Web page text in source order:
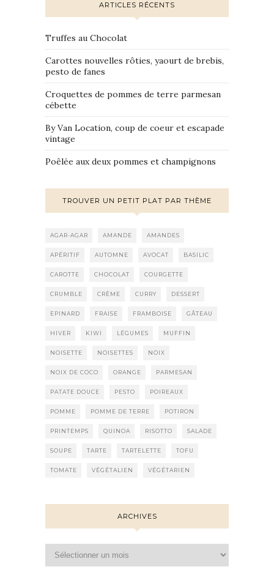
ARTICLES RÉCENTS
Truffes au Chocolat
Carottes nouvelles rôties, yaourt de brebis,
pesto de fanes
Croquettes de pommes de terre parmesan
cébette
By Van Location, coup de coeur et escapade
vintage
Poêlée aux deux pommes et champignons
TROUVER UN PETIT PLAT PAR THÈME
AGAR-AGAR AMANDE AMANDES
APÉRITIF AUTOMNE AVOCAT BASILIC
CAROTTE CHOCOLAT COURGETTE
CRUMBLE CRÈME CURRY DESSERT
EPINARD FRAISE FRAMBOISE GÂTEAU
HIVER KIWI LÉGUMES MUFFIN
NOISETTE NOISETTES NOIX
NOIX DE COCO ORANGE PARMESAN
PATATE DOUCE PESTO POIREAUX
POMME POMME DE TERRE POTIRON
PRINTEMPS QUINOA RISOTTO SALADE
SOUPE TARTE TARTELETTE TOFU
TOMATE VÉGÉTALIEN VÉGÉTARIEN
ARCHIVES